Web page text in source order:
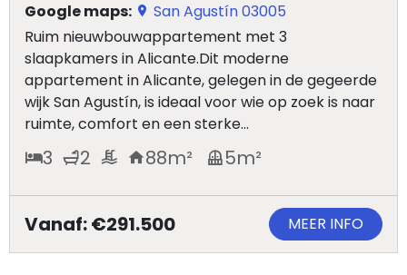
Google maps:
San Agustín 03005
Ruim nieuwbouwappartement met 3
slaapkamers in Alicante.Dit moderne
appartement in Alicante, gelegen in de gegeerde
wijk San Agustín, is ideaal voor wie op zoek is naar
ruimte, comfort en een sterke...
3 2 88m² 5m²
Vanaf: €291.500 MEER INFO